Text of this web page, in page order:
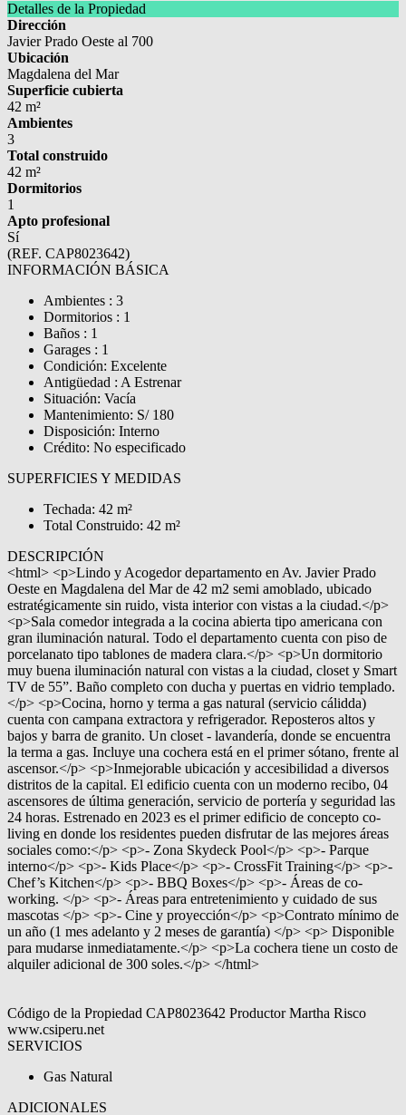
Detalles de la Propiedad
Dirección
Javier Prado Oeste al 700
Ubicación
Magdalena del Mar
Superficie cubierta
42 m²
Ambientes
3
Total construido
42 m²
Dormitorios
1
Apto profesional
Sí
(REF. CAP8023642)
INFORMACIÓN BÁSICA
Ambientes : 3
Dormitorios : 1
Baños : 1
Garages : 1
Condición: Excelente
Antigüedad : A Estrenar
Situación: Vacía
Mantenimiento: S/ 180
Disposición: Interno
Crédito: No especificado
SUPERFICIES Y MEDIDAS
Techada: 42 m²
Total Construido: 42 m²
DESCRIPCIÓN
<html> <p>Lindo y Acogedor departamento en Av. Javier Prado
Oeste en Magdalena del Mar de 42 m2 semi amoblado, ubicado
estratégicamente sin ruido, vista interior con vistas a la ciudad.</p>
<p>Sala comedor integrada a la cocina abierta tipo americana con
gran iluminación natural. Todo el departamento cuenta con piso de
porcelanato tipo tablones de madera clara.</p> <p>Un dormitorio
muy buena iluminación natural con vistas a la ciudad, closet y Smart
TV de 55”. Baño completo con ducha y puertas en vidrio templado.
</p> <p>Cocina, horno y terma a gas natural (servicio cálidda)
cuenta con campana extractora y refrigerador. Reposteros altos y
bajos y barra de granito. Un closet - lavandería, donde se encuentra
la terma a gas. Incluye una cochera está en el primer sótano, frente al
ascensor.</p> <p>Inmejorable ubicación y accesibilidad a diversos
distritos de la capital. El edificio cuenta con un moderno recibo, 04
ascensores de última generación, servicio de portería y seguridad las
24 horas. Estrenado en 2023 es el primer edificio de concepto co-
living en donde los residentes pueden disfrutar de las mejores áreas
sociales como:</p> <p>- Zona Skydeck Pool</p> <p>- Parque
interno</p> <p>- Kids Place</p> <p>- CrossFit Training</p> <p>-
Chef’s Kitchen</p> <p>- BBQ Boxes</p> <p>- Áreas de co-
working. </p> <p>- Áreas para entretenimiento y cuidado de sus
mascotas </p> <p>- Cine y proyección</p> <p>Contrato mínimo de
un año (1 mes adelanto y 2 meses de garantía) </p> <p> Disponible
para mudarse inmediatamente.</p> <p>La cochera tiene un costo de
alquiler adicional de 300 soles.</p> </html>
Código de la Propiedad CAP8023642 Productor Martha Risco
www.csiperu.net
SERVICIOS
Gas Natural
ADICIONALES